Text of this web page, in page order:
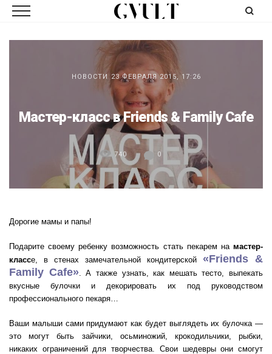
НОВОСТИ 23 ФЕВРАЛЯ 2015, 17:26
Мастер-класс в Friends & Family Cafe
740 0
Дорогие мамы и папы!
Подарите своему ребенку возможность стать пекарем на мастер-
классе, в стенах замечательной кондитерской «Friends &
Family Cafe». А также узнать, как мешать тесто, выпекать
вкусные булочки и декорировать их под руководством
профессионального пекаря…
Ваши малыши сами придумают как будет выглядеть их булочка —
это могут быть зайчики, осьминожий, крокодильчики, рыбки,
никаких ограничений для творчества. Свои шедевры они смогут